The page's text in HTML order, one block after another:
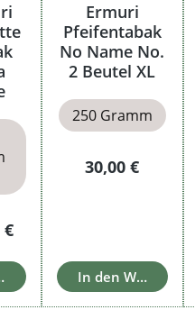
Preis:
€
Warenkorb
Ermuri
Pfeifentabak
No Name No.
2 Beutel XL
250 Gramm
Regulärer Preis:
30,00 €
In den Warenkorb